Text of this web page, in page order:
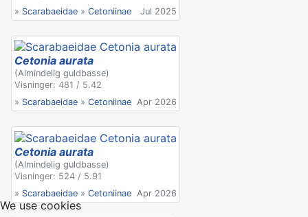
» Scarabaeidae » Cetoniinae Jul 2025
Cetonia aurata
(Almindelig guldbasse)
Visninger: 481 / 5.42
» Scarabaeidae » Cetoniinae Apr 2026
Cetonia aurata
(Almindelig guldbasse)
Visninger: 524 / 5.91
» Scarabaeidae » Cetoniinae Apr 2026
We use cookies